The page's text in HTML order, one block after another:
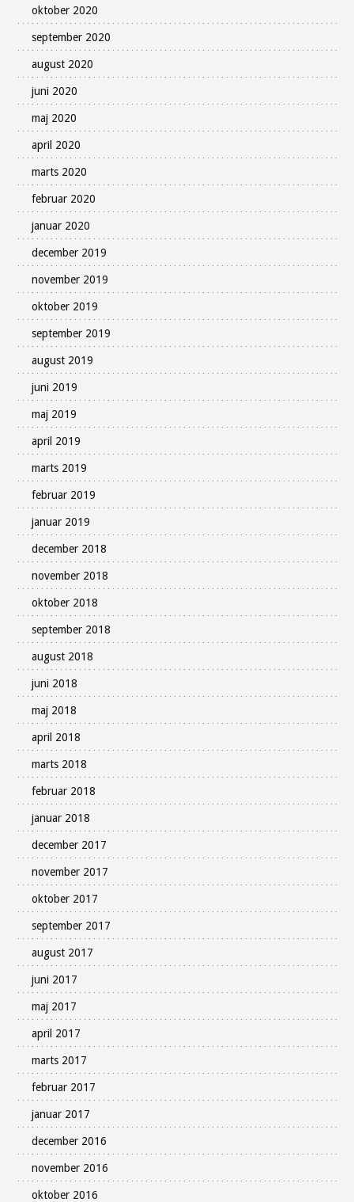
oktober 2020
september 2020
august 2020
juni 2020
maj 2020
april 2020
marts 2020
februar 2020
januar 2020
december 2019
november 2019
oktober 2019
september 2019
august 2019
juni 2019
maj 2019
april 2019
marts 2019
februar 2019
januar 2019
december 2018
november 2018
oktober 2018
september 2018
august 2018
juni 2018
maj 2018
april 2018
marts 2018
februar 2018
januar 2018
december 2017
november 2017
oktober 2017
september 2017
august 2017
juni 2017
maj 2017
april 2017
marts 2017
februar 2017
januar 2017
december 2016
november 2016
oktober 2016